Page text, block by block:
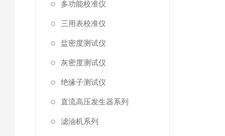
多功能校准仪
三用表校准仪
盐密度测试仪
灰密度测试仪
绝缘子测试仪
直流高压发生器系列
滤油机系列